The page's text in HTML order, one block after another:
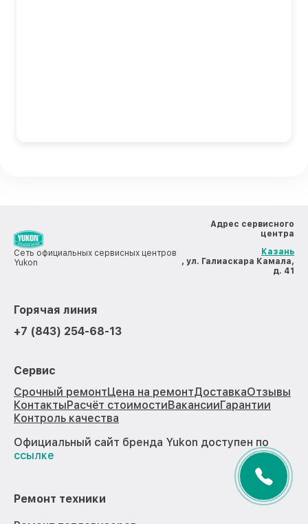
Сеть официальных сервисных центров
Yukon
Адрес сервисного
центра
Казань
, ул. Галиаскара Камала,
д. 41
Горячая линия
+7 (843) 254-68-13
Сервис
Срочный ремонтЦена на ремонтДоставкаОтзывы
КонтактыРасчёт стоимостиВакансииГарантии
Контроль качества
Официальный сайт бренда Yukon доступен по
ссылке
Ремонт техники